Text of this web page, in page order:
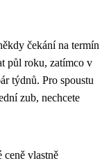
čekání na termín
půl roku, zatímco v
týdnů. Pro spoustu
zub, nechcete
ceně vlastně